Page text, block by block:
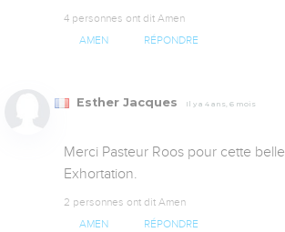
4 personnes ont dit Amen
AMEN RÉPONDRE
Esther Jacques Il y a 4 ans, 6 mois
Merci Pasteur Roos pour cette belle
Exhortation.
2 personnes ont dit Amen
AMEN RÉPONDRE